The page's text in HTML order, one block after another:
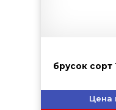
брусок сорт
Цена